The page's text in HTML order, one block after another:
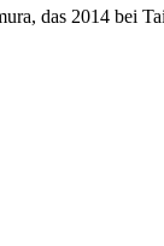
das 2014 bei